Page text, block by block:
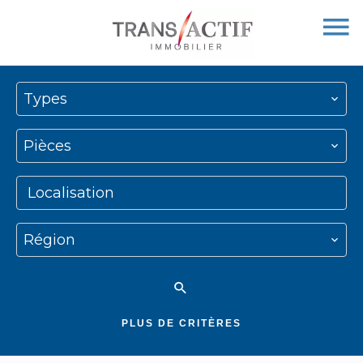
Types
Pièces
Localisation
Région
PLUS DE CRITÈRES